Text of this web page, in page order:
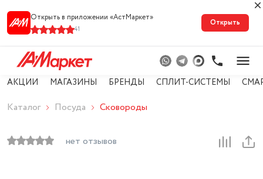
Открыть в приложении «АстМарке‪т‬»
41
Открыть
АКЦИИ МАГАЗИНЫ БРЕНДЫ СПЛИТ-СИСТЕМЫ
Каталог Посуда Сковороды
нет отзывов